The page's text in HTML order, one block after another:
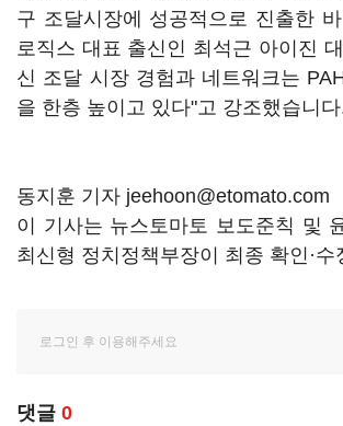
구 조달시장에 성공적으로 진출한
로직스 대표 출신인 최석근 아이진
신 조달 시장 경험과 네트워크는
을 한층 높이고 있다"고 강조했습니
동지훈 기자 jeehoon@etomato.com
이 기사는 뉴스토마토 보도준칙 및
최신형 정치정책부장이 최종 확인·수
댓글 0